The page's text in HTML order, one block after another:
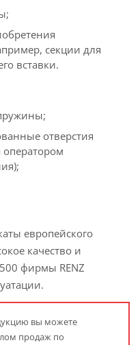
секции для
вставки.
отверстия
оператором
европейского
качество и
фирмы RENZ
вы можете
продаж по